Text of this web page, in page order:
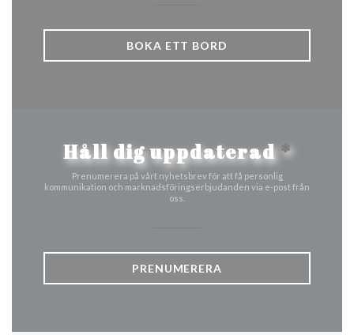
BOKA ETT BORD
Håll dig uppdaterad*
Prenumerera på vårt nyhetsbrev för att få personlig
kommunikation och marknadsföringserbjudanden via e-post från
oss.
PRENUMERERA